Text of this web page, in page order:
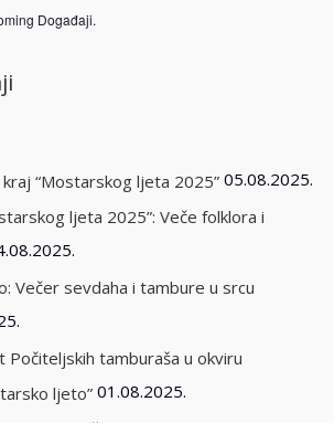
Događaji.
“Mostarskog ljeta 2025” 05.08.2025.
ljeta 2025”: Veče folklora i
Večer sevdaha i tambure u srcu
Počiteljskih tamburaša u okviru
ljeto” 01.08.2025.